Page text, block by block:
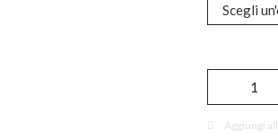
pelle
liscia
nera
Aggiungi